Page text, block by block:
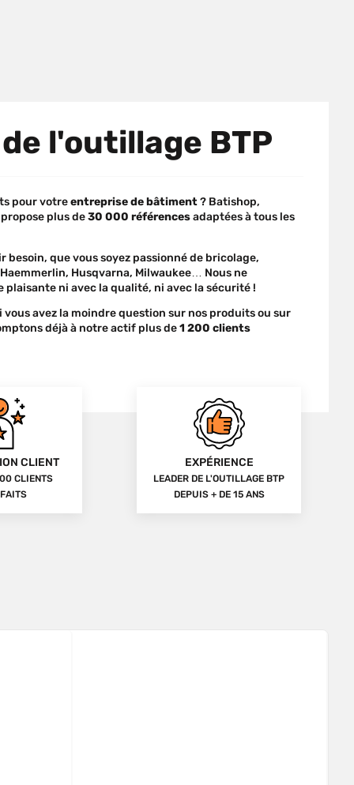
l'outillage BTP
pour votreentreprise de bâtiment? Batishop,
plus de30 000 référencesadaptées à tous les
que vous soyez passionné de bricolage,
Husqvarna, Milwaukee… Nous ne
plaisante ni avec la qualité, ni avec la sécurité !
vous avez la moindre question sur nos produits ou sur
déjà à notre actif plus de1 200 clients
CLIENT
CLIENTS
EXPÉRIENCE
LEADER DE L'OUTILLAGE BTP
DEPUIS + DE 15 ANS